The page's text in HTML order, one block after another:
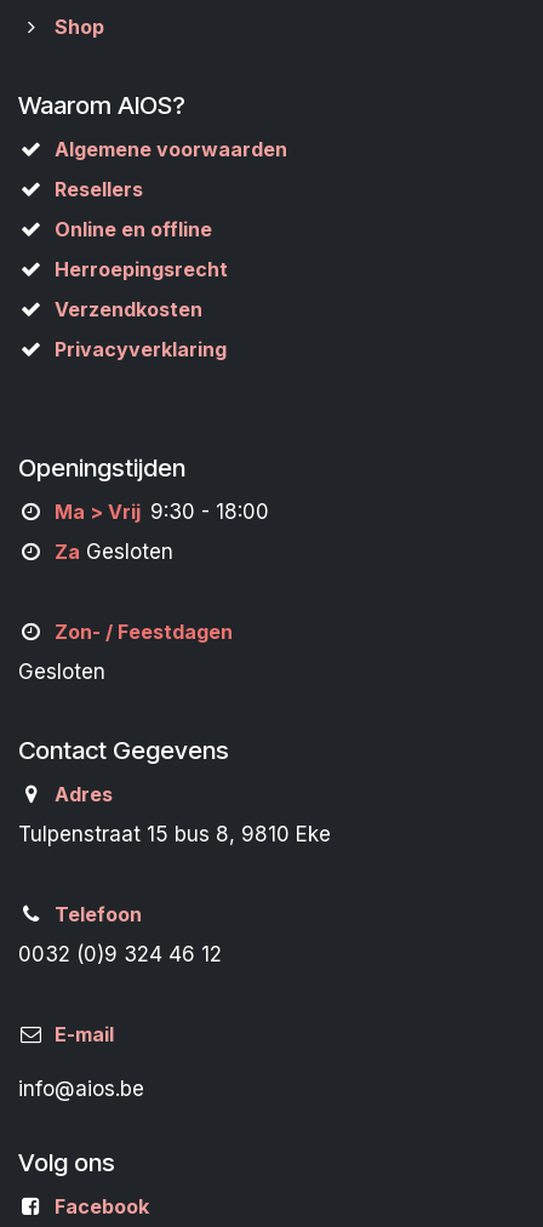
Shop
Waarom AIOS?
Algemene voorwaarden
Resellers
Online en offline
Herroepingsrecht
Verzendkosten
Privacyverklaring
Openingstijden
Ma > Vrij 9:30 - 18:00
Za Gesloten
Zon- / Feestdagen
Gesloten
Contact Gegevens
Adres
Tulpenstraat 15 bus 8, 9810 Eke
Telefoon
0032 (0)9 324 46 12
E-mail
info@aios.be
Volg ons
Facebook